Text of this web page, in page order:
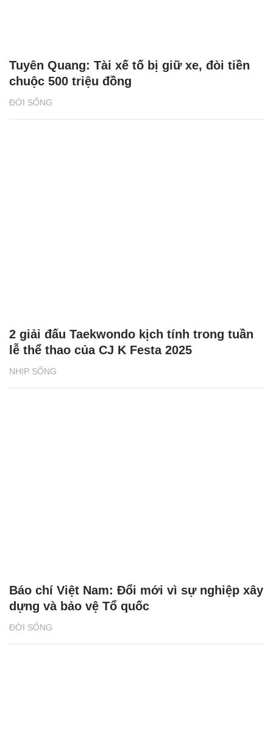
ĐỜI SỐNG
Tuyên Quang: Tài xế tố bị giữ xe, đòi tiền
chuộc 500 triệu đồng
NHỊP SỐNG
2 giải đấu Taekwondo kịch tính trong tuần
lễ thể thao của CJ K Festa 2025
ĐỜI SỐNG
Báo chí Việt Nam: Đổi mới vì sự nghiệp xây
dựng và bảo vệ Tổ quốc